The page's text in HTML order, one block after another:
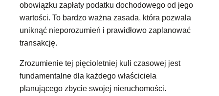
obowiązku zapłaty podatku dochodowego od jego
wartości. To bardzo ważna zasada, która pozwala
uniknąć nieporozumień i prawidłowo zaplanować
transakcję.
Zrozumienie tej pięcioletniej kuli czasowej jest
fundamentalne dla każdego właściciela
planującego zbycie swojej nieruchomości.